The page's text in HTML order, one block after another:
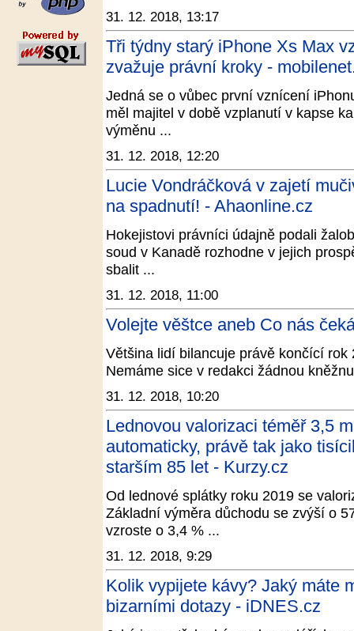
31. 12. 2018, 13:17
Tři týdny starý iPhone Xs Max
zvažuje právní kroky -
Jedná se o vůbec první vznícení
měl majitel v době vzplanutí v kapse
výměnu ...
31. 12. 2018, 12:20
Lucie Vondráčková v zajetí
na spadnutí! - Ahaonline.cz
Hokejistovi právníci údajně podali
soud v Kanadě rozhodne v jejich
sbalit ...
31. 12. 2018, 11:00
Volejte věštce aneb Co nás
Většina lidí bilancuje právě končící
Nemáme sice v redakci žádnou
31. 12. 2018, 10:20
Lednovou valorizaci téměř 3,5
automaticky, právě tak jako
starším 85 let - Kurzy.cz
Od lednové splátky roku 2019 se
Základní výměra důchodu se zvýší o
vzroste o 3,4 % ...
31. 12. 2018, 9:29
Kolik vypijete kávy? Jaký máte
bizarními dotazy - iDNES.cz